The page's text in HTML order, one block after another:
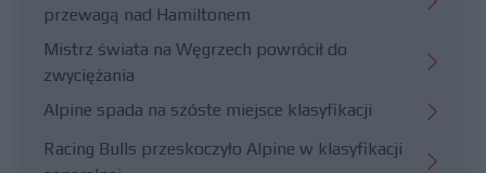
przewagą nad Hamiltonem
Mistrz świata na Węgrzech powrócił do
zwyciężania
Alpine spada na szóste miejsce klasyfikacji
Racing Bulls przeskoczyło Alpine w klasyfikacji